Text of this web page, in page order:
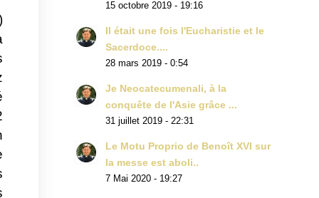
15 octobre 2019 - 19:16
Il était une fois l'Eucharistie et le
Sacerdoce....
28 mars 2019 - 0:54
Je Neocatecumenali, à la
conquête de l'Asie grâce ...
31 juillet 2019 - 22:31
Le Motu Proprio de Benoît XVI sur
la messe est aboli..
7 Mai 2020 - 19:27